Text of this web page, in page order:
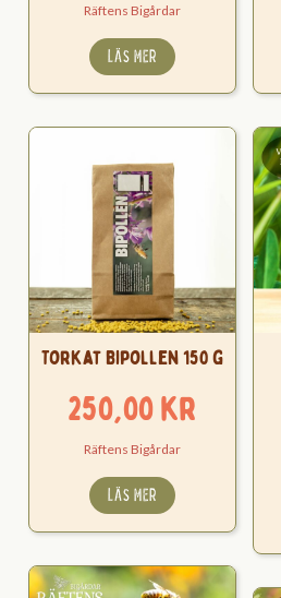
Räftens Bigårdar
LÄS MER
Torkat Bipollen 150 g
250,00kr
Räftens Bigårdar
LÄS MER